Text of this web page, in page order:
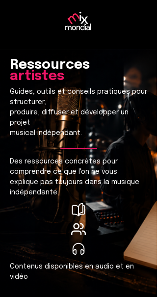
Ressources
artistes
Guides, outils et conseils pratiques pour
structurer,
produire, diffuser et développer un
projet
musical indépendant.
Des ressources concrètes pour
comprendre ce que l'on ne vous
explique pas toujours dans la musique
indépendante.
Contenus disponibles en audio et en
vidéo